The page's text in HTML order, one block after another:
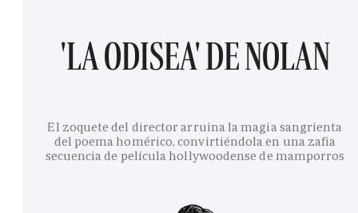
'LA ODISEA' DE NOLAN
El zoquete del director arruina la magia sangrienta
del poema homérico, convirtiéndola en una zafia
secuencia de película hollywoodense de mamporros